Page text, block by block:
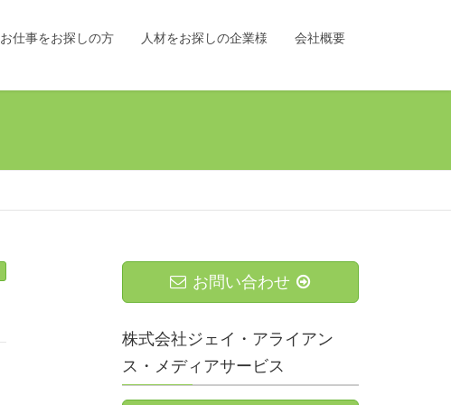
お仕事をお探しの方 人材をお探しの企業様 会社概要
お問い合わせ
株式会社ジェイ・アライアン
ス・メディアサービス